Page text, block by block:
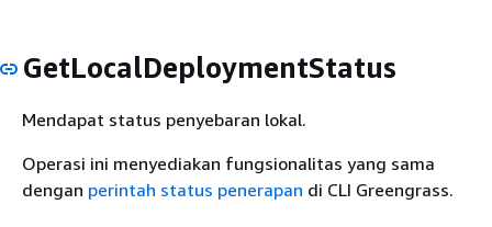
GetLocalDeploymentStatus
Mendapat status penyebaran lokal.
Operasi ini menyediakan fungsionalitas yang sama
dengan perintah status penerapan di CLI Greengrass.